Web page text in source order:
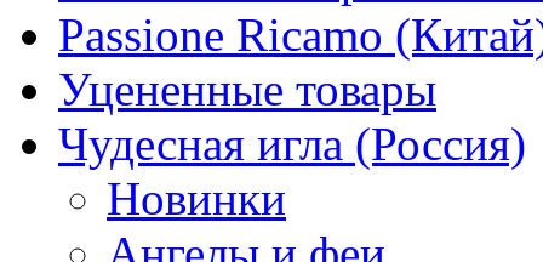
Passione Ricamo
Уцененные товары
Чудесная игла (Россия)
Новинки